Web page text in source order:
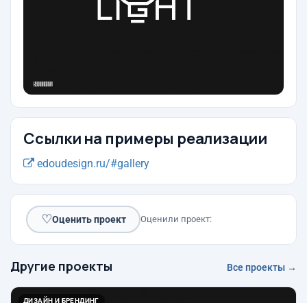
Ссылки на примеры реализации
edoudesign.ru/#gallery
♡Оценить проект Оценили проект:
Другие проекты Все проекты →
ДИЗАЙН И БРЕНДИНГ